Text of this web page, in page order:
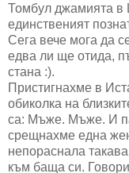
Томбул джамията в
единственият
Сега вече мога да
едва ли ще отида,
стана :).
Пристигнахме в
обиколка на
са: Мъже. Мъже. И
срещнахме една
непораснала
към баща си.